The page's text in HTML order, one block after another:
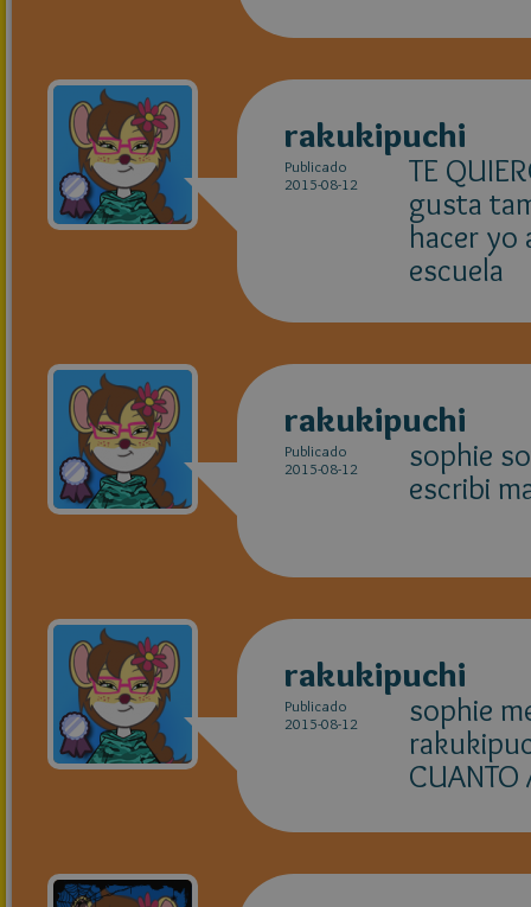
rakukipuchi
Publicado
2015-08-12
TE
gusta
hacer yo
escuela
rakukipuchi
Publicado
2015-08-12
sophie
escribi
rakukipuchi
Publicado
2015-08-12
sophie
CUANTO